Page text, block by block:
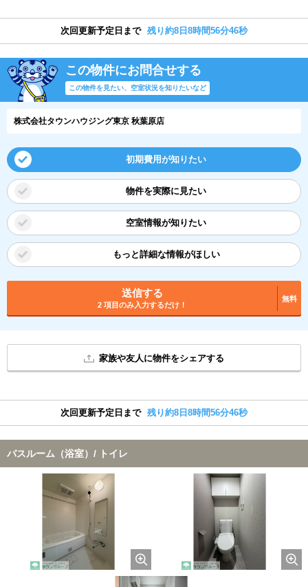
次回更新予定日まで 残り約8日8時間56分45秒
この物件にお問合せする
この物件を見たい、空室状況を知りたいなど
株式会社タウンハウジング東京 秋葉原店
初期費用が知りたい
物件を実際に見たい
空室情報が知りたい
もっと詳細な情報がほしい
送信する
2 項目のみ入力するだけ！
無料
家族や友人に物件をシェアする
次回更新予定日まで 残り約8日8時間56分45秒
バスルーム（浴室）/ トイレ